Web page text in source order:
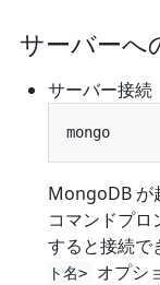
サーバーへ
サーバー接続
MongoDB が
コマンドプ
すると接続で
ト名>
オプシ